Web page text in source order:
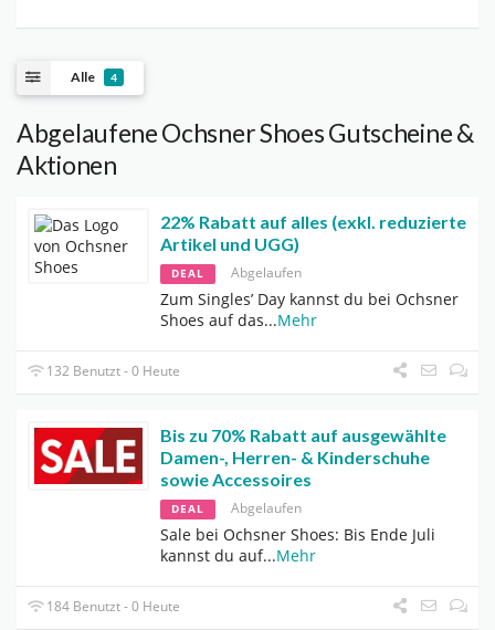
Alle 4
Abgelaufene Ochsner Shoes Gutscheine &
Aktionen
22% Rabatt auf alles (exkl. reduzierte
Artikel und UGG)
DEAL Abgelaufen
Zum Singles’ Day kannst du bei Ochsner
Shoes auf das...Mehr
132 Benutzt - 0 Heute
Bis zu 70% Rabatt auf ausgewählte
Damen-, Herren- & Kinderschuhe
sowie Accessoires
DEAL Abgelaufen
Sale bei Ochsner Shoes: Bis Ende Juli
kannst du auf...Mehr
184 Benutzt - 0 Heute